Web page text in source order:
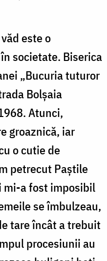
este o
societate. Biserica
„Bucuria tuturor
Bolşaia
Atunci,
groaznică, iar
o cutie de
petrecut Paştile
mi-a fost imposibil
se îmbulzeau,
tare încât a trebuit
procesiunii au